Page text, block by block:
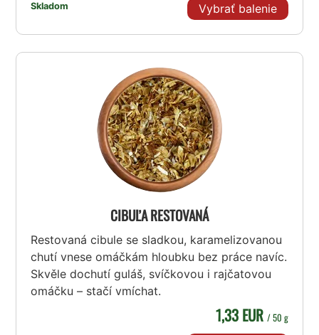
Skladom Vybrať balenie
CIBUĽA RESTOVANÁ
Restovaná cibule se sladkou, karamelizovanou
chutí vnese omáčkám hloubku bez práce navíc.
Skvěle dochutí guláš, svíčkovou i rajčatovou
omáčku – stačí vmíchat.
1,33 EUR / 50 g